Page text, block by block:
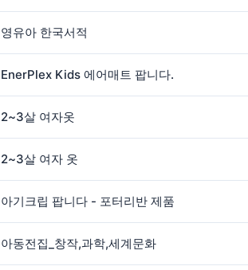
영유아 한국서적
EnerPlex Kids 에어매트 팝니다.
2~3살 여자옷
2~3살 여자 옷
아기크립 팝니다 - 포터리반 제품
아동전집_창작,과학,세계문화